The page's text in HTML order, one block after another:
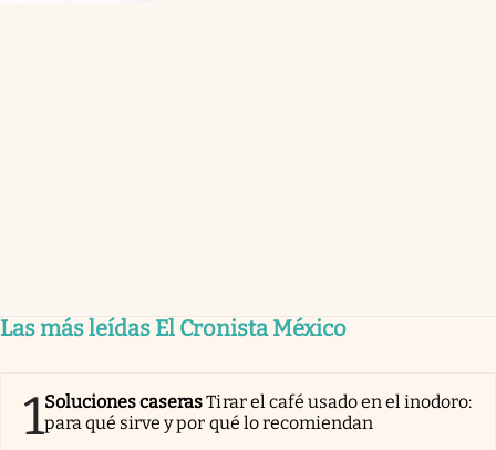
Las más leídas El Cronista México
1Soluciones caserasTirar el café usado en el inodoro:
para qué sirve y por qué lo recomiendan